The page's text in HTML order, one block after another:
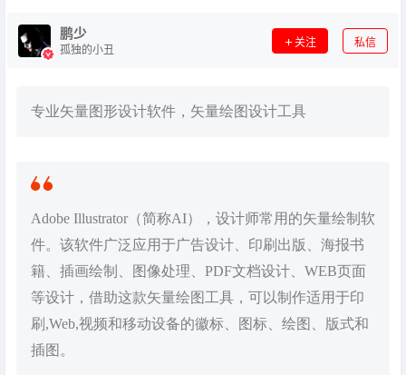
鹏少
孤独的小丑
关注 私信
专业矢量图形设计软件，矢量绘图设计工具
Adobe Illustrator（简称AI），设计师常用的矢量绘制软
件。该软件广泛应用于广告设计、印刷出版、海报书
籍、插画绘制、图像处理、PDF文档设计、WEB页面
等设计，借助这款矢量绘图工具，可以制作适用于印
刷,Web,视频和移动设备的徽标、图标、绘图、版式和
插图。